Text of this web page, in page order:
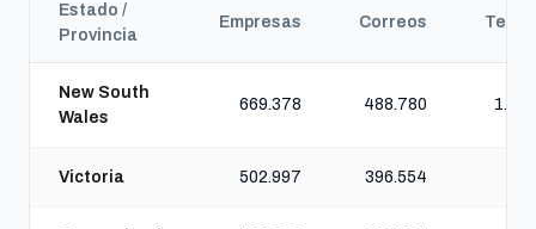
Estado /
Provincia
Empresas Correos
New South
Wales
669.378 488.780
Victoria 502.997 396.554